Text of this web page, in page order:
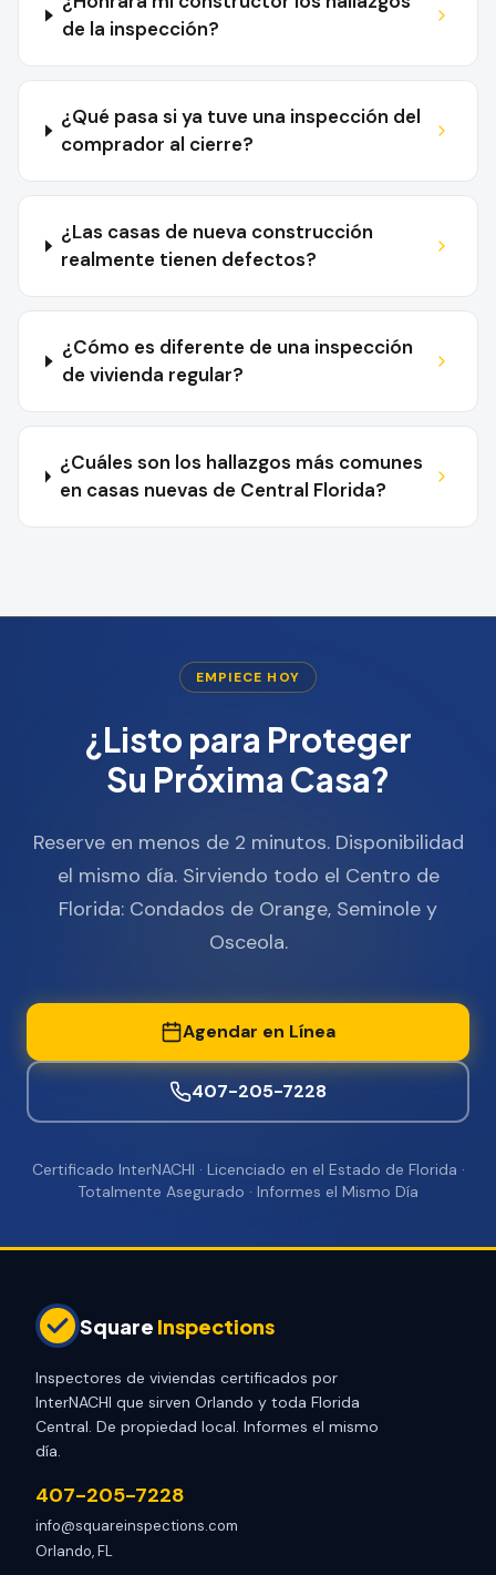
de la inspección?
¿Qué pasa si ya tuve una inspección del
comprador al cierre?
¿Las casas de nueva construcción
realmente tienen defectos?
¿Cómo es diferente de una inspección
de vivienda regular?
¿Cuáles son los hallazgos más comunes
en casas nuevas de Central Florida?
EMPIECE HOY
¿Listo para Proteger
Su Próxima Casa?
Reserve en menos de 2 minutos. Disponibilidad
el mismo día. Sirviendo todo el Centro de
Florida: Condados de Orange, Seminole y
Osceola.
Agendar en Línea
407-205-7228
Certificado InterNACHI · Licenciado en el Estado de Florida ·
Totalmente Asegurado · Informes el Mismo Día
Square Inspections
Inspectores de viviendas certificados por
InterNACHI que sirven Orlando y toda Florida
Central. De propiedad local. Informes el mismo
día.
407-205-7228
info@squareinspections.com
Orlando, FL